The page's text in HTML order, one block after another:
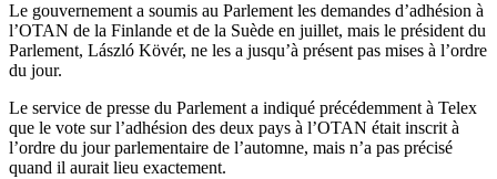
Le gouvernement a soumis au Parlement les demandes d’adhésion à
l’OTAN de la Finlande et de la Suède en juillet, mais le président du
Parlement, László Kövér, ne les a jusqu’à présent pas mises à l’ordre
du jour.
Le service de presse du Parlement a indiqué précédemment à Telex
que le vote sur l’adhésion des deux pays à l’OTAN était inscrit à
l’ordre du jour parlementaire de l’automne, mais n’a pas précisé
quand il aurait lieu exactement.